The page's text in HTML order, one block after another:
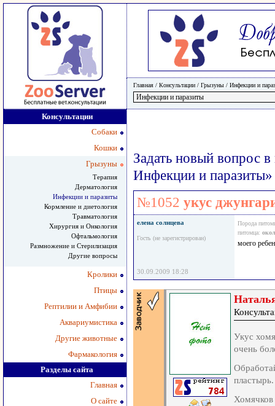
Главная / Консультации / Грызуны / Инфекции и
Консультации
Собаки
Кошки
Грызуны
Терапия
Дерматология
Инфекции и паразиты
Кормление и диетология
Травматология
Хирургия и Онкология
Офтальмология
Размножение и Стерилизация
Другие вопросы
Кролики
Птицы
Рептилии и Амфибии
Аквариумистика
Другие животные
Фармакология
Разделы сайта
Главная
О сайте
Задать новый вопрос
Инфекции и паразиты»
№1052 укус
елена солнцева
Гость (не зарегистрирован)
Порода
питомца:
моего
30.09.2009 18:28
Укус
очень
Хомячков